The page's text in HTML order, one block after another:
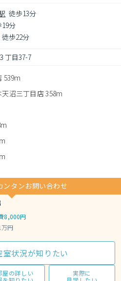
徒歩13分
分
徒歩22分
丁目37-7
539m
沼三丁目店 358m
ンタンお問い合わせ
8,000円
万円
室状況が知りたい
屋の詳しい
実際に